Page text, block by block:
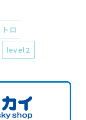
ロ
level2